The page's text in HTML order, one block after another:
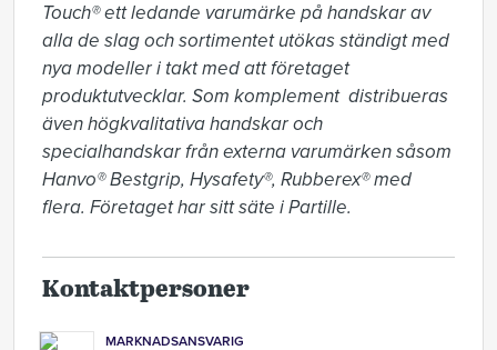
Touch® ett ledande varumärke på handskar av
alla de slag och sortimentet utökas ständigt med
nya modeller i takt med att företaget
produktutvecklar. Som komplement  distribueras
även högkvalitativa handskar och
specialhandskar från externa varumärken såsom
Hanvo® Bestgrip, Hysafety®, Rubberex® med
flera. Företaget har sitt säte i Partille.
Kontaktpersoner
MARKNADSANSVARIG